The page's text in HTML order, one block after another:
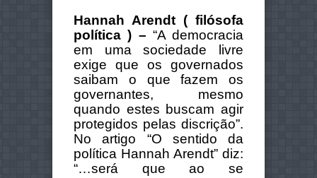
Hannah Arendt ( filósofa
política ) – “A democracia
em uma sociedade livre
exige que os governados
saibam o que fazem os
governantes, mesmo
quando estes buscam agir
protegidos pelas discrição”.
No artigo “O sentido da
política Hannah Arendt” diz:
“…será que ao se